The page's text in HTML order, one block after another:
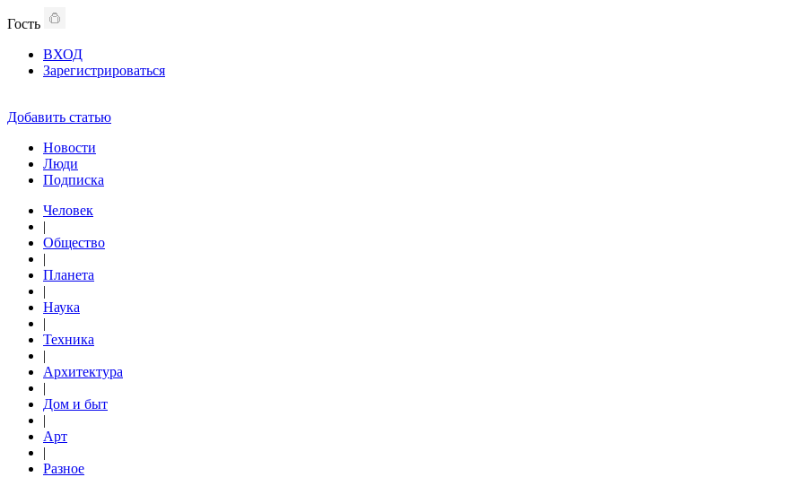
Гость
ВХОД
Зарегистрироваться
Добавить статью
Новости
Люди
Подписка
Человек
|
Общество
|
Планета
|
Наука
|
Техника
|
Архитектура
|
Дом и быт
|
Арт
|
Разное